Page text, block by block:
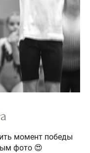
момент победы
фото 😍